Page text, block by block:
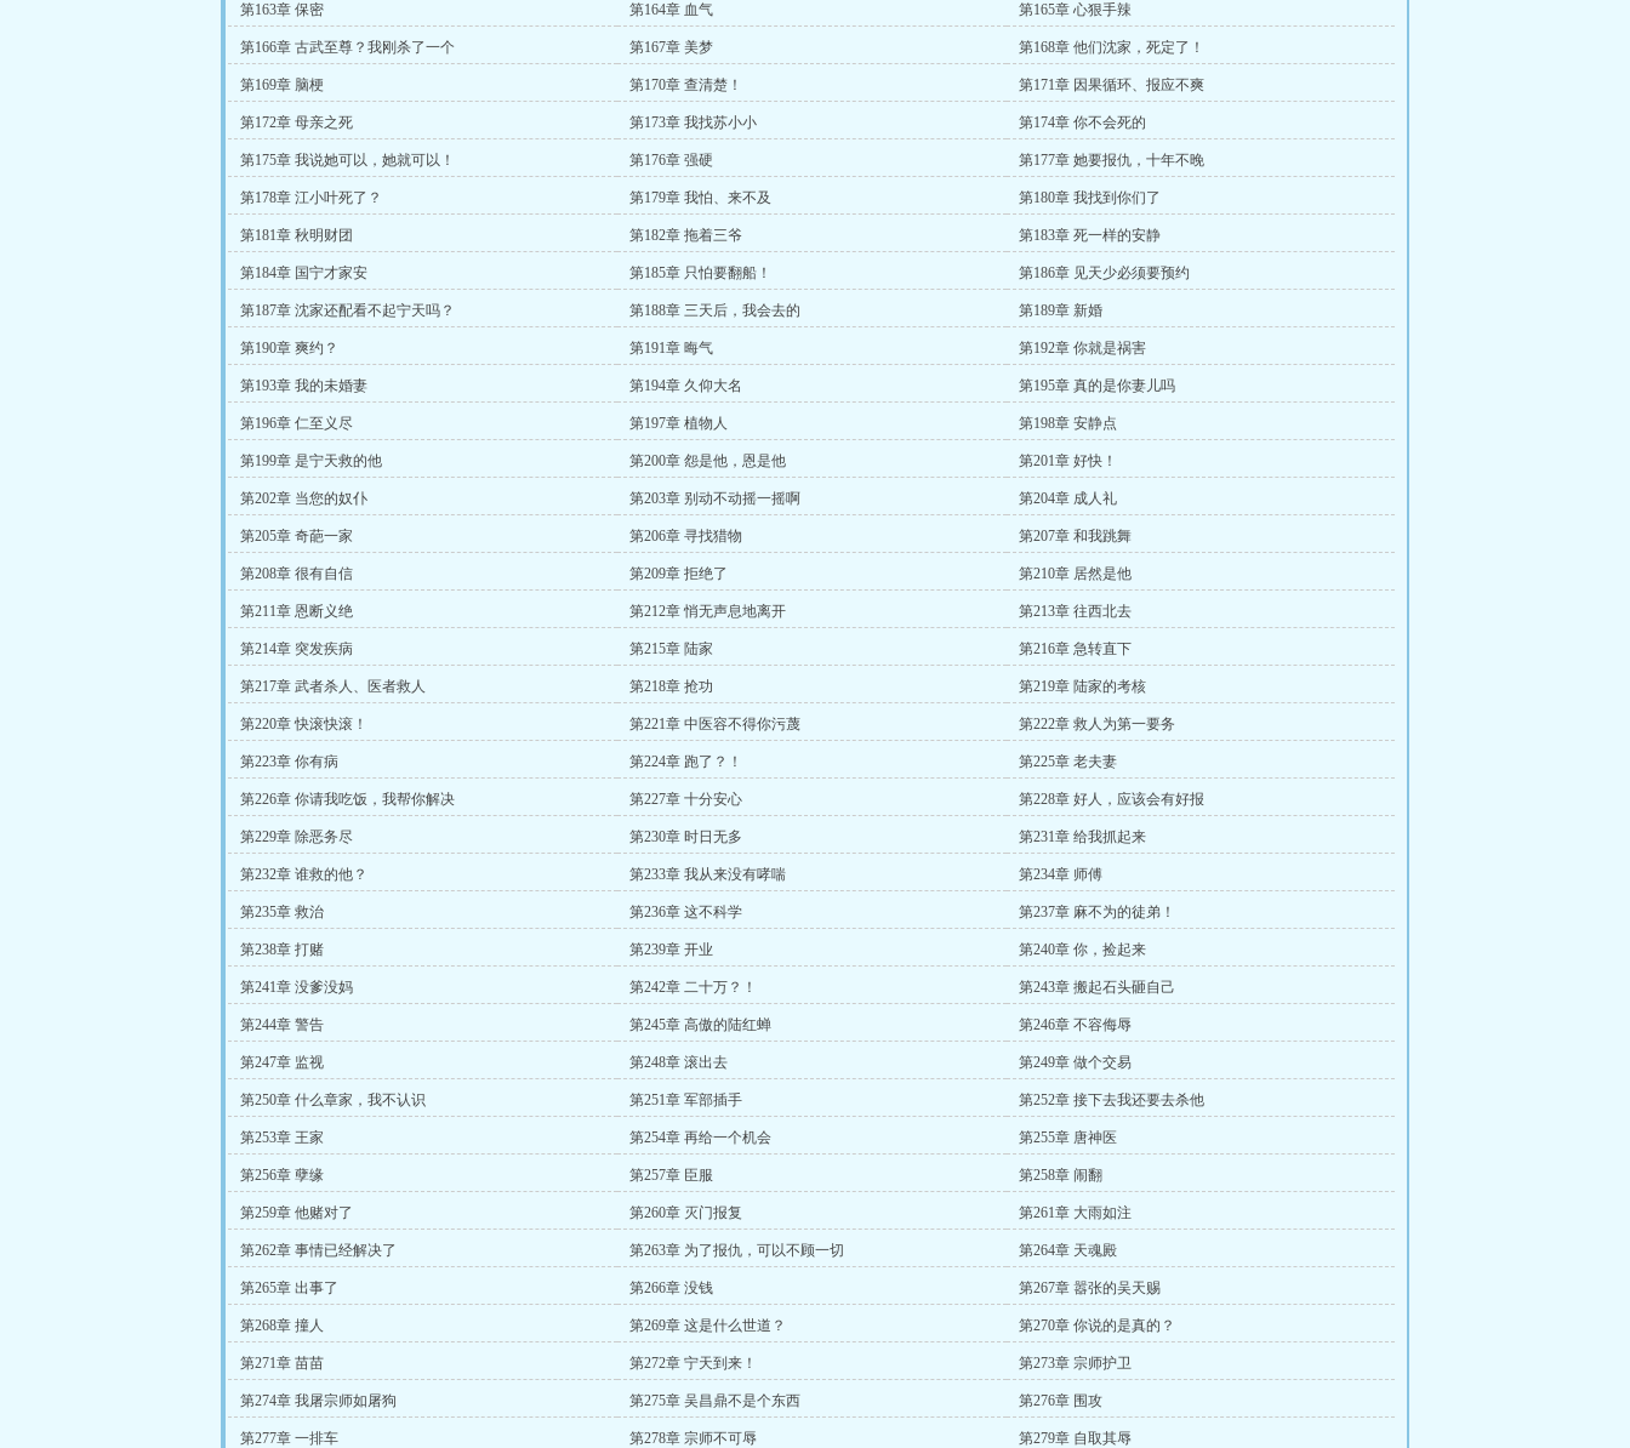
第163章 保密 第164章 血气 第165章 心狠手辣
第166章 古武至尊？我刚杀了一个 第167章 美梦 第168章 他们沈家，死定了！
第169章 脑梗 第170章 查清楚！ 第171章 因果循环、报应不爽
第172章 母亲之死 第173章 我找苏小小 第174章 你不会死的
第175章 我说她可以，她就可以！ 第176章 强硬 第177章 她要报仇，十年不晚
第178章 江小叶死了？ 第179章 我怕、来不及 第180章 我找到你们了
第181章 秋明财团 第182章 拖着三爷 第183章 死一样的安静
第184章 国宁才家安 第185章 只怕要翻船！ 第186章 见天少必须要预约
第187章 沈家还配看不起宁天吗？ 第188章 三天后，我会去的 第189章 新婚
第190章 爽约？ 第191章 晦气 第192章 你就是祸害
第193章 我的未婚妻 第194章 久仰大名 第195章 真的是你妻儿吗
第196章 仁至义尽 第197章 植物人 第198章 安静点
第199章 是宁天救的他 第200章 怨是他，恩是他 第201章 好快！
第202章 当您的奴仆 第203章 别动不动摇一摇啊 第204章 成人礼
第205章 奇葩一家 第206章 寻找猎物 第207章 和我跳舞
第208章 很有自信 第209章 拒绝了 第210章 居然是他
第211章 恩断义绝 第212章 悄无声息地离开 第213章 往西北去
第214章 突发疾病 第215章 陆家 第216章 急转直下
第217章 武者杀人、医者救人 第218章 抢功 第219章 陆家的考核
第220章 快滚快滚！ 第221章 中医容不得你污蔑 第222章 救人为第一要务
第223章 你有病 第224章 跑了？！ 第225章 老夫妻
第226章 你请我吃饭，我帮你解决 第227章 十分安心 第228章 好人，应该会有好报
第229章 除恶务尽 第230章 时日无多 第231章 给我抓起来
第232章 谁救的他？ 第233章 我从来没有哮喘 第234章 师傅
第235章 救治 第236章 这不科学 第237章 麻不为的徒弟！
第238章 打赌 第239章 开业 第240章 你，捡起来
第241章 没爹没妈 第242章 二十万？！ 第243章 搬起石头砸自己
第244章 警告 第245章 高傲的陆红蝉 第246章 不容侮辱
第247章 监视 第248章 滚出去 第249章 做个交易
第250章 什么章家，我不认识 第251章 军部插手 第252章 接下去我还要去杀他
第253章 王家 第254章 再给一个机会 第255章 唐神医
第256章 孽缘 第257章 臣服 第258章 闹翻
第259章 他赌对了 第260章 灭门报复 第261章 大雨如注
第262章 事情已经解决了 第263章 为了报仇，可以不顾一切 第264章 天魂殿
第265章 出事了 第266章 没钱 第267章 嚣张的吴天赐
第268章 撞人 第269章 这是什么世道？ 第270章 你说的是真的？
第271章 苗苗 第272章 宁天到来！ 第273章 宗师护卫
第274章 我屠宗师如屠狗 第275章 吴昌鼎不是个东西 第276章 围攻
第277章 一排车 第278章 宗师不可辱 第279章 自取其辱